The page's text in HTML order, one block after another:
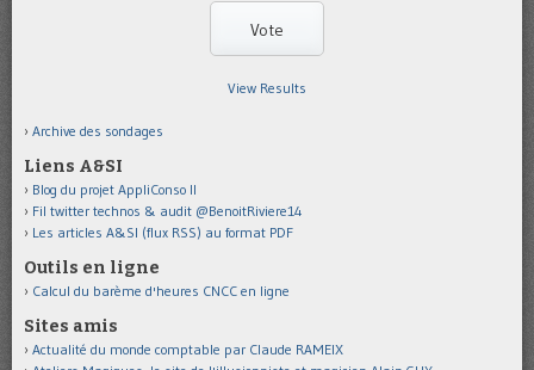
View Results
Archive des sondages
Liens A&SI
Blog du projet AppliConso II
Fil twitter technos & audit @BenoitRiviere14
Les articles A&SI (flux RSS) au format PDF
Outils en ligne
Calcul du barème d'heures CNCC en ligne
Sites amis
Actualité du monde comptable par Claude RAMEIX